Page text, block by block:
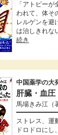
「アトピー
われて、体そ
レルゲンを避
は治しきれな
続き
中国薬学の大
肝臓・血圧
馬場きみ江 （
ストレス、運
ドロドロにし